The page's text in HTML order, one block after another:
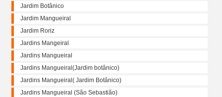
Jardim Botânico
Jardim Mangueiral
Jardim Roriz
Jardins Mangeiral
Jardins Mangueiral
Jardins Mangueiral(Jardim botânico)
Jardins Mangueiral( Jardim Botânico)
Jardins Mangueiral (São Sebastião)